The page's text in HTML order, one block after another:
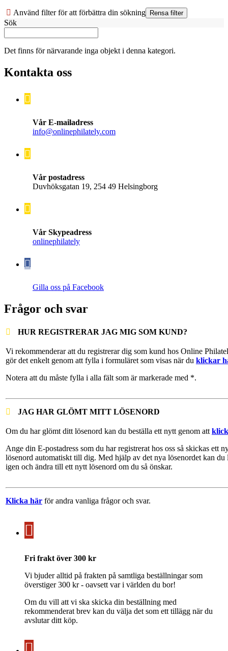
Använd filter för att förbättra din sökning
Sök
Det finns för närvarande inga objekt i denna kategori.
Kontakta oss
Vår E-mailadress
info@onlinephilately.com
Vår postadress
Duvhöksgatan 19, 254 49 Helsingborg
Vår Skypeadress
onlinephilately
Gilla oss på Facebook
Frågor och svar
HUR REGISTRERAR JAG MIG SOM KUND?
Vi rekommenderar att du registrerar dig som kund hos Online
gör det enkelt genom att fylla i formuläret som visas när du klickar
Notera att du måste fylla i alla fält som är markerade med *.
JAG HAR GLÖMT MITT LÖSENORD
Om du har glömt ditt lösenord kan du beställa ett nytt genom att
Ange din E-postadress som du har registrerat hos oss så skickas ett
lösenord automatiskt till dig. Med hjälp av det nya lösenordet kan du
igen och ändra till ett nytt lösenord om du så önskar.
Klicka här för andra vanliga frågor och svar.
Fri frakt över 300 kr
Vi bjuder alltid på frakten på samtliga beställningar som
överstiger 300 kr - oavsett var i världen du bor!
Om du vill att vi ska skicka din beställning med
rekommenderat brev kan du välja det som ett tillägg när du
avslutar ditt köp.